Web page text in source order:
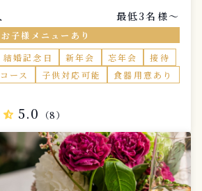
、肉料理、デザートの全7品を、一
いたします。 大切な記念日、ご家
き。ご自宅にいながら、まるでレス
な上質な食体験をお楽しみくださ
グで、お好みや苦手な食材、特別
、お客様だけのオリジナルコースを
の持ち味を最大限に引き出し、心に
たします。 また、レストラン仕様
キン、メニュー表、お皿の持参も可
一人様税込1100円になります。 上
に、かけがえのない時間を演出いた
問い合わせください。
最低3名様〜
お子様メニューあり
結婚記念日 新年会 忘年会
接待
ース 子供対応可能 食器用意あり
star_half 5.0 （8）